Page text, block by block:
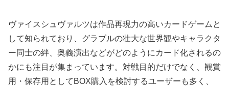
ヴァイスシュヴァルツは作品再現力の高いカードゲームと
して知られており、グラブルの壮大な世界観やキャラクタ
ー同士の絆、奥義演出などがどのようにカード化されるの
かにも注目が集まっています。対戦目的だけでなく、観賞
用・保存用としてBOX購入を検討するユーザーも多く、